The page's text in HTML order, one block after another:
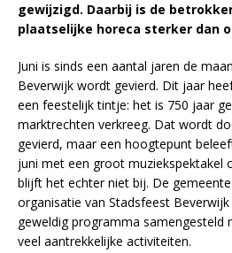
gewijzigd. Daarbij is de
plaatselijke horeca sterker dan
Juni is sinds een aantal jaren de
Beverwijk wordt gevierd. Dit jaar
een feestelijk tintje: het is 750 jaar
marktrechten verkreeg. Dat wordt
gevierd, maar een hoogtepunt
juni met een groot muziekspektakel
blijft het echter niet bij. De
organisatie van Stadsfeest
geweldig programma samengesteld
veel aantrekkelijke activiteiten.